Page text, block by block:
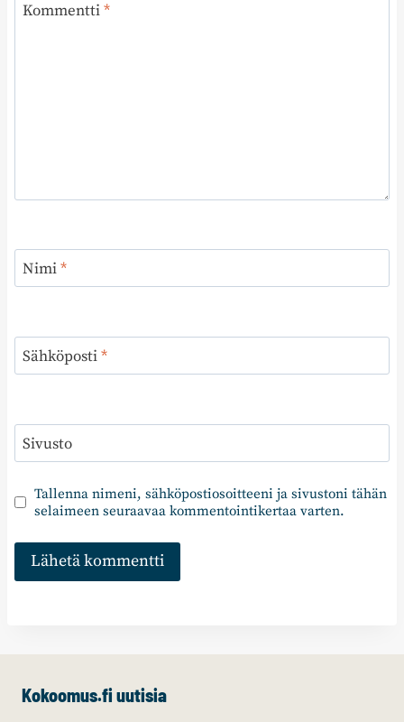
Kommentti*
Nimi*
Sähköposti*
Sivusto
Tallenna nimeni, sähköpostiosoitteeni ja sivustoni tähän
selaimeen seuraavaa kommentointikertaa varten.
Kokoomus.fi uutisia